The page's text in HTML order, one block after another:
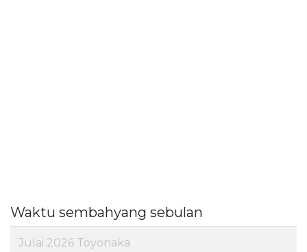
Waktu sembahyang sebulan
Julai 2026 Toyonaka